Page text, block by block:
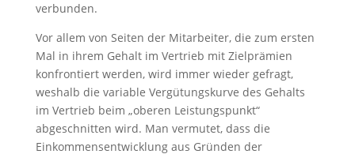
verbunden.
Vor allem von Seiten der Mitarbeiter, die zum ersten
Mal in ihrem Gehalt im Vertrieb mit Zielprämien
konfrontiert werden, wird immer wieder gefragt,
weshalb die variable Vergütungskurve des Gehalts
im Vertrieb beim „oberen Leistungspunkt“
abgeschnitten wird. Man vermutet, dass die
Einkommensentwicklung aus Gründen der